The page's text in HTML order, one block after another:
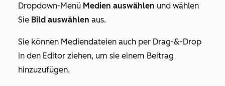
Dropdown-Menü Medien auswählen und wählen
Sie Bild auswählen aus.
Sie können Mediendateien auch per Drag-&-Drop
in den Editor ziehen, um sie einem Beitrag
hinzuzufügen.